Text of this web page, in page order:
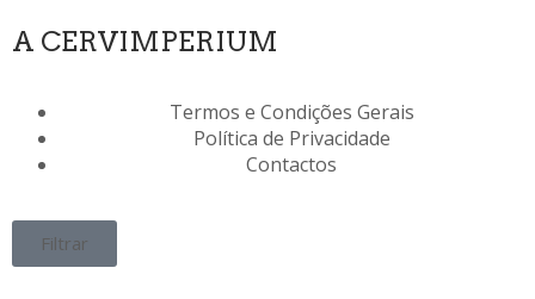
A CERVIMPERIUM
Termos e Condições Gerais
Política de Privacidade
Contactos
Filtrar